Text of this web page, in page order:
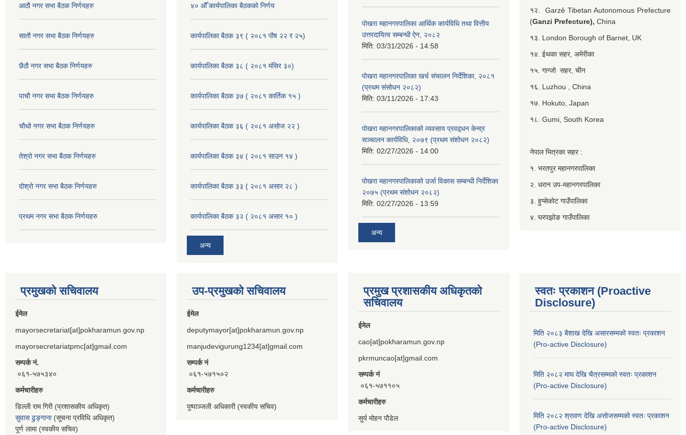
आठौ नगर सभा बैठक निर्णयहरु
सातौ नगर सभा बैठक निर्णयहरु
छैठौ नगर सभा बैठक निर्णयहरु
पाचौ नगर सभा बैठक निर्णयहरु
चौथो नगर सभा बैठक निर्णयहरु
तेश्रो नगर सभा बैठक निर्णयहरु
दोश्रो नगर सभा बैठक निर्णयहरु
प्रथम नगर सभा बैठक निर्णयहरु
४० औँ कार्यपालिका बैठकको निर्णय
कार्यपालिका बैठक ३९ ( २०८१ पौष २२ र २५)
कार्यपालिका बैठक ३८ ( २०८१ मंसिर ३०)
कार्यपालिका बैठक ३७ ( २०८१ कार्तिक १५ )
कार्यपालिका बैठक ३६ ( २०८१ असोज २२ )
कार्यपालिका बैठक ३४ ( २०८१ साउन १४ )
कार्यपालिका बैठक ३३ ( २०८१ असार २८ )
कार्यपालिका बैठक ३२ ( २०८१ असार १० )
अन्य
पोखरा महानगरपालिका आर्थिक कार्यविधि तथा वित्तीय
उत्तरदायित्व सम्बन्धी ऐन, २०८२
मिति: 03/31/2026 - 14:58
पोखरा महानगरपालिका खर्च संचालन निर्देशिका, २०८१
(प्रथम संसोधन २०८२)
मिति: 03/11/2026 - 17:43
पोखरा महानगरपालिकाको व्यवसाय प्रवद्र्धन केन्द्र
सञ्चालन कार्यविधि, २०७९ (प्रथम संशोधन २०८२)
मिति: 02/27/2026 - 14:00
पोखरा महानगरपालिकाको उर्जा विकास सम्बन्धी निर्देशिका
२०७५ (प्रथम संशोधन २०८२)
मिति: 02/27/2026 - 13:59
अन्य
१२. Garzê Tibetan Autonomous Prefecture
(Ganzi Prefecture), China
१३. London Borough of Barnet, UK
१४. ईथका सहर, अमेरीका
१५. गान्जो सहर, चीन
१६. Luzhou , China
१७. Hokuto, Japan
१८. Gumi, South Korea
नेपाल भित्रका सहर :
१. भरतपुर महानगरपालिका
२. धरान उप-महानगरपालिका
३. हुप्सेकोट गाउँपालिका
४. घरपझोङ गाउँपालिका
प्रमुखको सचिवालय
ईमेल
mayorsecretariat[at]pokharamun.gov.np
mayorsecretariatpmc[at]gmail.com
सम्पर्क नं.
०६१-५७५३४०
कर्मचारीहरु
डिल्ली राम गिरी (प्रशासकीय अधिकृत)
सुवास ढुङ्गाना(सूचना प्रविधि अधिकृत)
पूर्ण लामा (स्वकीय सचिव)
उप-प्रमुखको सचिवालय
ईमेल
deputymayor[at]pokharamun.gov.np
manjudevigurung1234[at]gmail.com
सम्पर्क नं
०६१-५७१५०२
कर्मचारीहरु
पुष्पाञ्जली अधिकारी (स्वकीय सचिव)
प्रमुख प्रशासकीय अधिकृतको
सचिवालय
ईमेल
cao[at]pokharamun.gov.np
pkrmuncao[at]gmail.com
सम्पर्क नं
०६१-५७११०५
कर्मचारीहरु
सुर्य मोहन पौडेल
स्वतः प्रकाशन (Proactive
Disclosure)
मिति २०८३ बैशाख देखि असारसम्मको स्वतः प्रकाशन
(Pro-active Disclosure)
मिति २०८२ माघ देखि चैत्रसम्मको स्वतः प्रकाशन
(Pro-active Disclosure)
मिति २०८२ श्रावण देखि असोजसम्मको स्वतः प्रकाशन
(Pro-active Disclosure)